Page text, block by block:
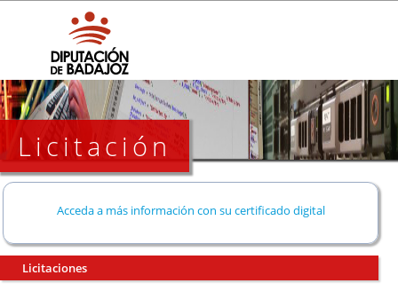
Licitación
Acceda a más información con su certificado digital
Licitaciones